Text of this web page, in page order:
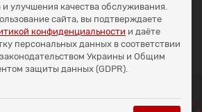
улучшения качества обслуживания.
сайта, вы подтверждаете
конфиденциальности и даёте
персональных данных в соответствии
Украины и Общим
защиты данных (GDPR).